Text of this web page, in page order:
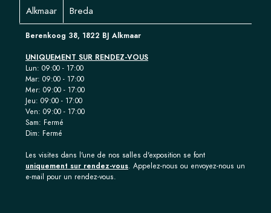
Alkmaar Breda
Berenkoog 38, 1822 BJ Alkmaar
UNIQUEMENT SUR RENDEZ-VOUS
Lun: 09:00 - 17:00
Mar: 09:00 - 17:00
Mer: 09:00 - 17:00
Jeu: 09:00 - 17:00
Ven: 09:00 - 17:00
Sam: Fermé
Dim: Fermé
Les visites dans l'une de nos salles d'exposition se font
uniquement sur rendez-vous. Appelez-nous ou envoyez-nous un
e-mail pour un rendez-vous.